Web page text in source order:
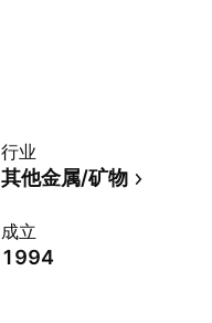
行业
其他金属/矿物
成立
1994